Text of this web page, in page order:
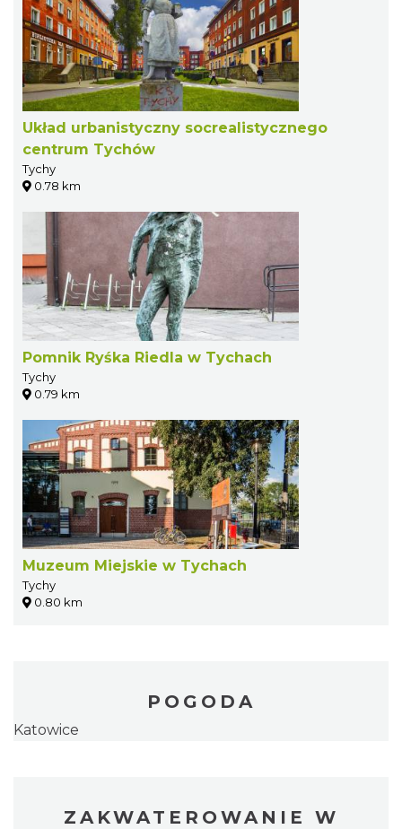
Układ urbanistyczny socrealistycznego
centrum Tychów
Tychy
0.78 km
Pomnik Ryśka Riedla w Tychach
Tychy
0.79 km
Muzeum Miejskie w Tychach
Tychy
0.80 km
POGODA
Katowice
ZAKWATEROWANIE W